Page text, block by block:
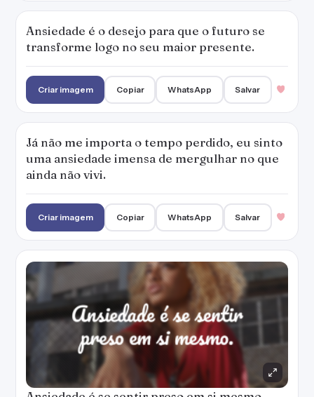
Ansiedade é o desejo para que o futuro se
transforme logo no seu maior presente.
Criar imagem Copiar WhatsApp Salvar
Já não me importa o tempo perdido, eu sinto
uma ansiedade imensa de mergulhar no que
ainda não vivi.
Criar imagem Copiar WhatsApp Salvar